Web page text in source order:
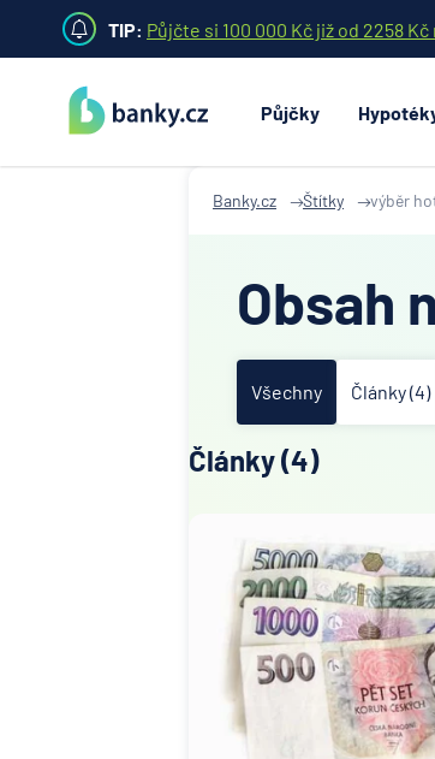
TIP: Půjčte si 100 000 Kč již od 2258
Půjčky
Banky.cz Štítky výběr
Obsah
Všechny Články (4)
Články (4)